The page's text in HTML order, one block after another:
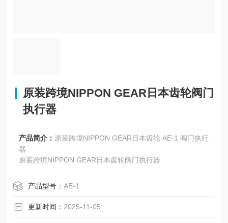
原装跨境NIPPON GEAR日本齿轮阀门
执行器
产品简介： 原装跨境NIPPON GEAR日本齿轮 AE-1 阀门执行
器
原装跨境NIPPON GEAR日本齿轮阀门执行器
产品型号：AE-1
更新时间： 2025-11-05